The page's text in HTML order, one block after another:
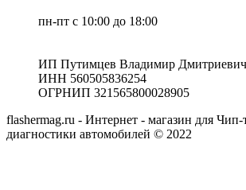
пн-пт с 10:00 до 18:00
ИП Путимцев Владимир Дмитриевич
ИНН 560505836254
ОГРНИП 321565800028905
flashermag.ru - Интернет - магазин для
диагностики автомобилей © 2022